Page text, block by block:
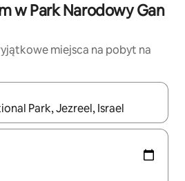
w Park Narodowy Gan
miejsca na pobyt na
możesz poruszać się po nich za